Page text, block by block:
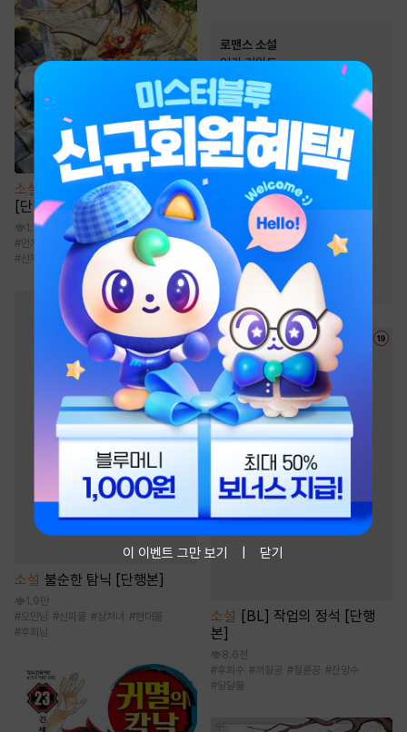
소설
기연 독식으로 무림 지존
[단행본]
1.3만
#먼치킨 성장물 #빙의물 #사이다물
#신무협
소설 불순한 탐닉 [단행본]
1.9만
#오만남 #신파물 #상처녀 #현대물
#후회남
로맨스 소설
인기 키워드
#상처남
직진남
#재벌남 #왕족/귀족
#운명적사랑 #
다정남
#몸정>맘정 #오해
순정남 #집착남
절륜남 # 상처녀 #계략남
#
첫사랑
순진녀
#소유욕/집착 #능력녀
능력남
소설
[BL] 작업의 정석 [단행
본]
8.6천
#후회수 #까칠공 #절륜공 #잔망수
#달달물
이 이벤트 그만 보기 닫기